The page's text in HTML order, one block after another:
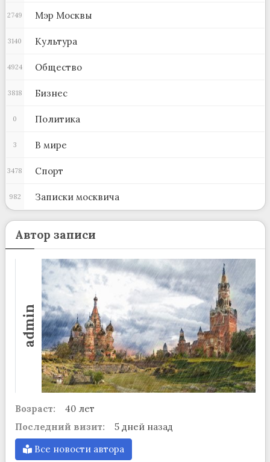
Мэр Москвы
2749
Культура
3140
Общество
4924
Бизнес
3818
Политика
0
В мире
3
Спорт
3478
Записки москвича
982
Автор записи
admin
Возраст:
40 лет
Последний визит:
5 дней назад
Все новости автора